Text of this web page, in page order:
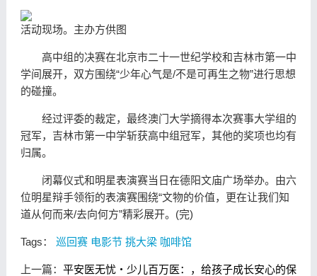
活动现场。主办方供图
高中组的决赛在北京市二十一世纪学校和吉林市第一中
学间展开，双方围绕“少年心气是/不是可再生之物”进行思想
的碰撞。
经过评委的裁定，最终澳门大学摘得本次赛事大学组的
冠军，吉林市第一中学斩获高中组冠军，其他的奖项也均有
归属。
闭幕仪式和明星表演赛当日在德阳文庙广场举办。由六
位明星辩手领衔的表演赛围绕“文物的价值，更在让我们知
道从何而来/去向何方”精彩展开。(完)
Tags： 巡回赛 电影节 挑大梁 咖啡馆
上一篇： 平安医无忧・少儿百万医：，给孩子成长安心的保